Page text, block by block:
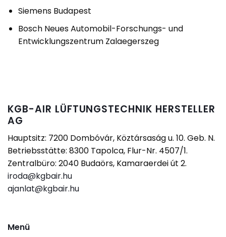
Siemens Budapest
Bosch Neues Automobil-Forschungs- und
Entwicklungszentrum Zalaegerszeg
KGB-AIR LÜFTUNGSTECHNIK HERSTELLER
AG
Hauptsitz: 7200 Dombóvár, Köztársaság u. 10. Geb. N.
Betriebsstätte: 8300 Tapolca, Flur-Nr. 4507/1.
Zentralbüro: 2040 Budaörs, Kamaraerdei út 2.
iroda@kgbair.hu
ajanlat@kgbair.hu
Menü